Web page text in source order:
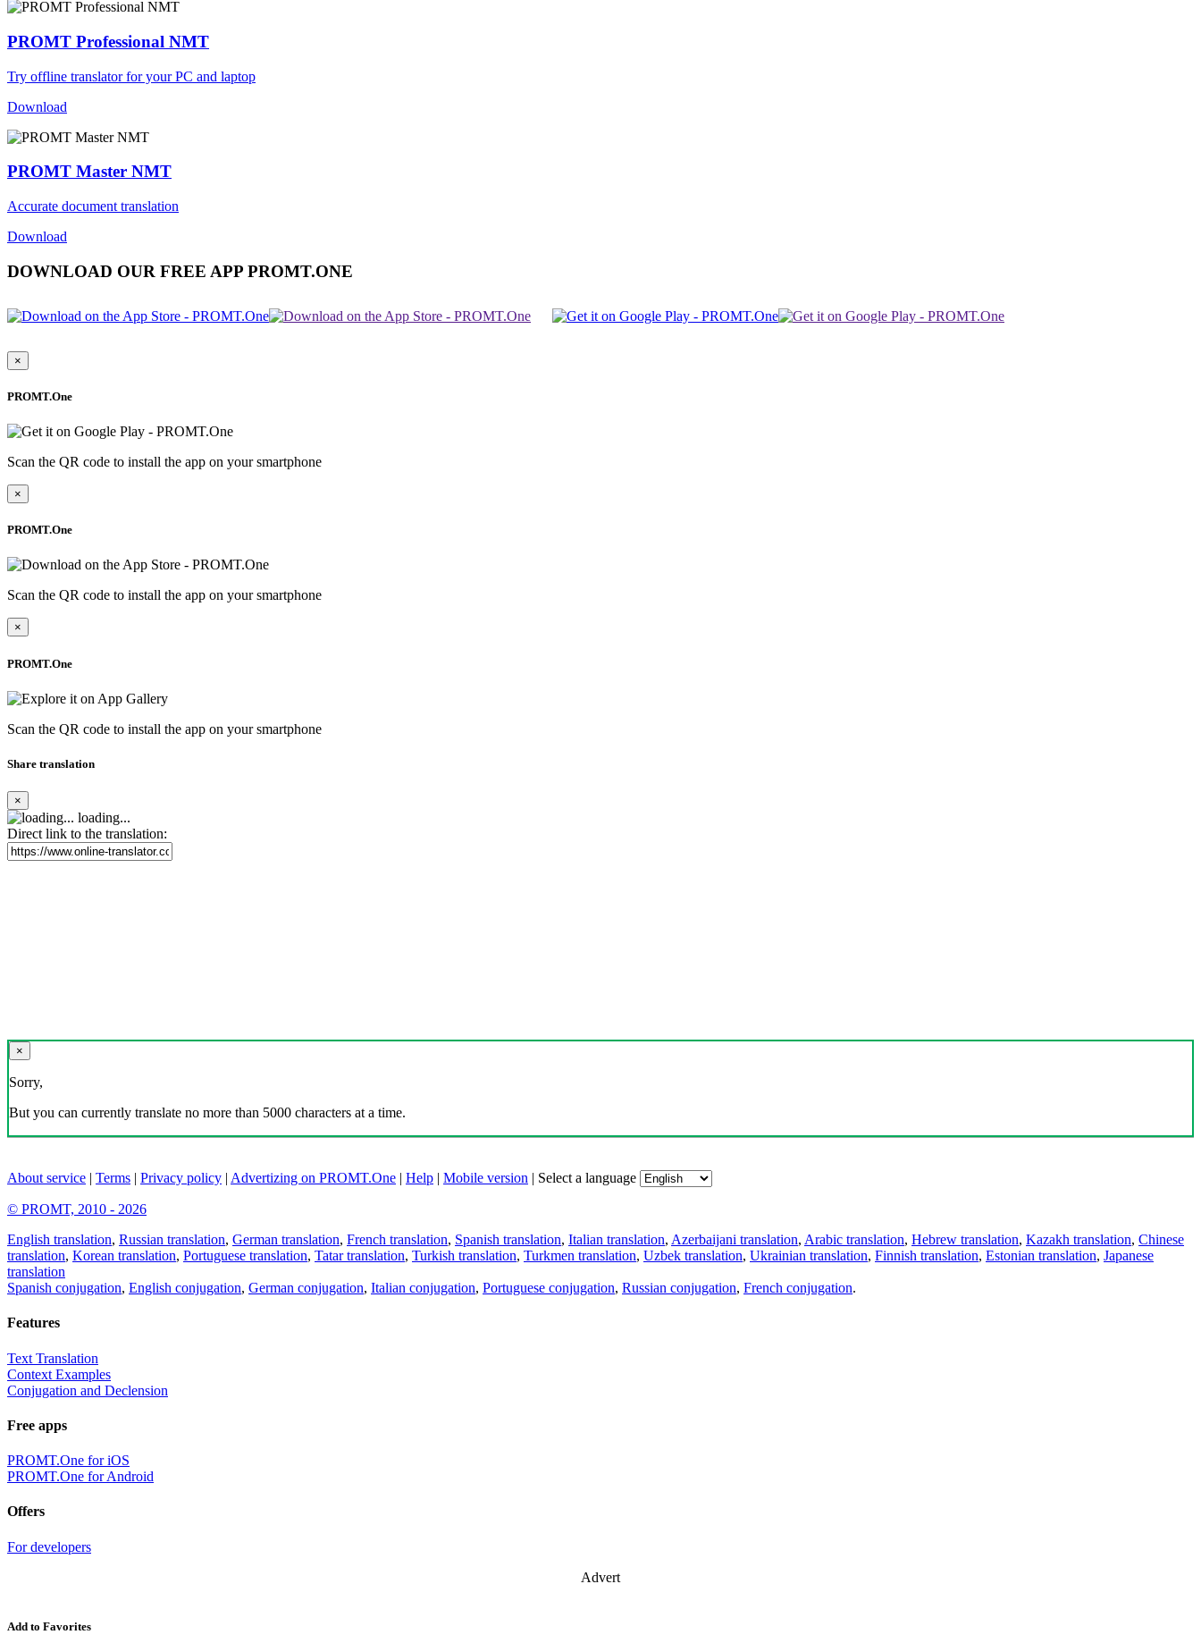
PROMT Professional NMT
Try offline translator for your PC and laptop
Download
PROMT Master NMT
Accurate document translation
Download
DOWNLOAD OUR FREE APP PROMT.ONE
×
PROMT.One
Scan the QR code to install the app on your smartphone
×
PROMT.One
Scan the QR code to install the app on your smartphone
×
PROMT.One
Scan the QR code to install the app on your smartphone
Share translation
×
loading...
Direct link to the translation:
×
Sorry,
But you can currently translate no more than 5000 characters at a time.
About service | Terms | Privacy policy | Advertizing on PROMT.One | Help | Mobile version | Select a language
© PROMT, 2010 - 2026
English translation, Russian translation, German translation, French translation, Spanish translation, Italian translation, Azerbaijani translation, Arabic translation, Hebrew translation, Kazakh translation, Chinese
translation, Korean translation, Portuguese translation, Tatar translation, Turkish translation, Turkmen translation, Uzbek translation, Ukrainian translation, Finnish translation, Estonian translation, Japanese
translation
Spanish conjugation, English conjugation, German conjugation, Italian conjugation, Portuguese conjugation, Russian conjugation, French conjugation.
Features
Text Translation
Context Examples
Conjugation and Declension
Free apps
PROMT.One for iOS
PROMT.One for Android
Offers
For developers
Advert
Add to Favorites